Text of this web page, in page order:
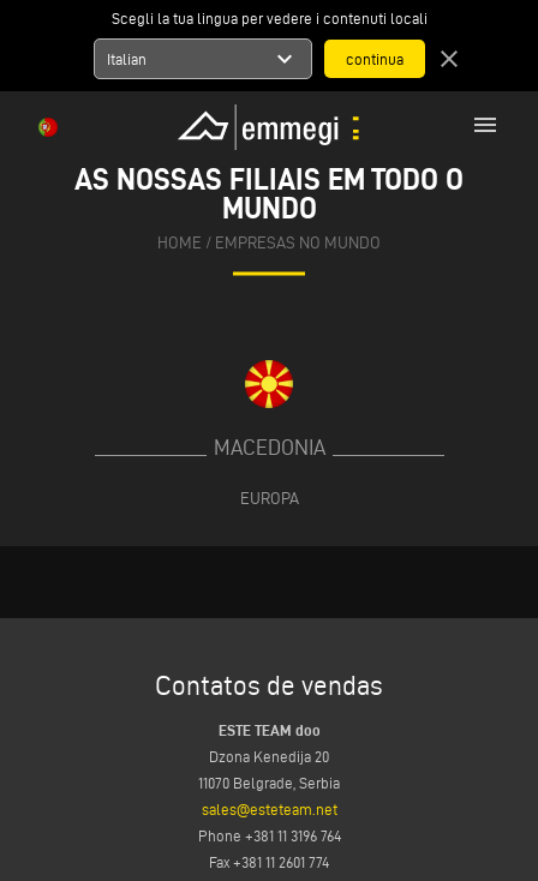
Scegli la tua lingua per vedere i contenuti locali
Italian expand_more close
menu
AS NOSSAS FILIAIS EM TODO O
MUNDO
HOME / EMPRESAS NO MUNDO
MACEDONIA
EUROPA
Contatos de vendas
ESTE TEAM doo
Dzona Kenedija 20
11070 Belgrade, Serbia
sales@esteteam.net
Phone +381 11 3196 764
Fax +381 11 2601 774